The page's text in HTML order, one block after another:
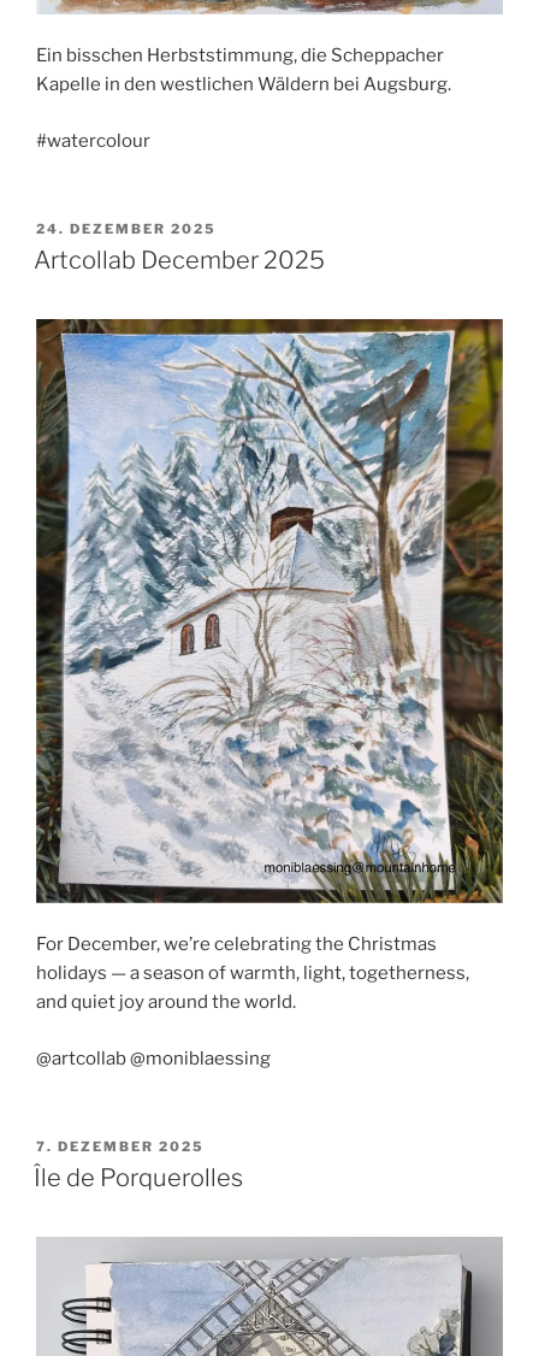
Ein bisschen Herbststimmung, die Scheppacher
Kapelle in den westlichen Wäldern bei Augsburg.
#watercolour
VERÖFFENTLICHT
AM
24. DEZEMBER 2025
Artcollab December 2025
For December, we’re celebrating the Christmas
holidays — a season of warmth, light, togetherness,
and quiet joy around the world.
@artcollab @moniblaessing
VERÖFFENTLICHT
AM
7. DEZEMBER 2025
Île de Porquerolles